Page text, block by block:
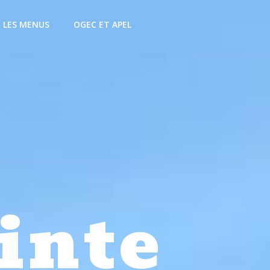
LES MENUS OGEC ET APEL